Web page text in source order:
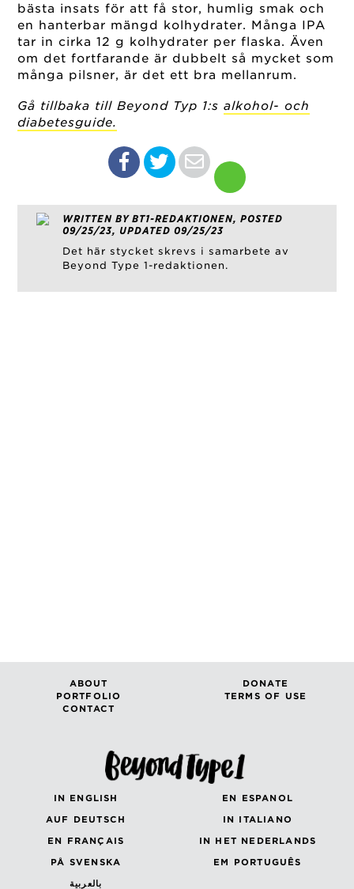
bästa insats för att få stor, humlig smak och
en hanterbar mängd kolhydrater. Många IPA
tar in cirka 12 g kolhydrater per flaska. Även
om det fortfarande är dubbelt så mycket som
många pilsner, är det ett bra mellanrum.
Gå tillbaka till Beyond Typ 1:salkohol- och
diabetesguide.
WRITTEN BY BT1-REDAKTIONEN, POSTED
09/25/23, UPDATED 09/25/23
Det här stycket skrevs i samarbete av
Beyond Type 1-redaktionen.
ABOUT
DONATE
PORTFOLIO
TERMS OF USE
CONTACT
IN ENGLISH
EN ESPANOL
AUF DEUTSCH
IN ITALIANO
EN FRANÇAIS
IN HET NEDERLANDS
PÅ SVENSKA
EM PORTUGUÊS
بالعربية